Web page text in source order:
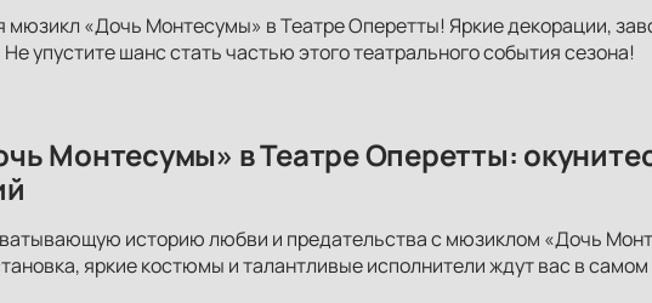
мюзикл «Дочь Монтесумы» в Театре Оперетты! Яркие декорации,
упустите шанс стать частью этого театрального события сезона!
Монтесумы» в Театре Оперетты:
историю любви и предательства с мюзиклом «Дочь
яркие костюмы и талантливые исполнители ждут вас в